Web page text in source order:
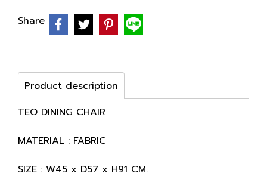
Share
Product description
TEO DINING CHAIR
MATERIAL : FABRIC
SIZE : W45 x D57 x H91 CM.